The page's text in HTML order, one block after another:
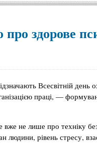
здорове
Всесвітній
праці, —
вже не лише про техніку
людини, рівень стресу,